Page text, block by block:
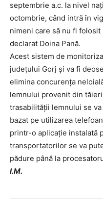
septembrie a.c. la nivel
octombrie, când intră în
nimeni care să nu fi folosit
declarat Doina Pană.
Acest sistem de
judeţului Gorj şi va fi
elimina concurența
lemnului provenit din
trasabilității lemnului se
bazat pe utilizarea
printr-o aplicație instalată
transportatorilor se va
pădure până la
I.M.